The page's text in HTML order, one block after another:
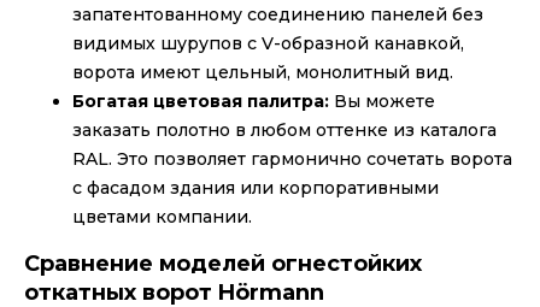
запатентованному соединению панелей без
видимых шурупов с V-образной канавкой,
ворота имеют цельный, монолитный вид.
Богатая цветовая палитра: Вы можете
заказать полотно в любом оттенке из каталога
RAL. Это позволяет гармонично сочетать ворота
с фасадом здания или корпоративными
цветами компании.
Сравнение моделей огнестойких
откатных ворот Hörmann